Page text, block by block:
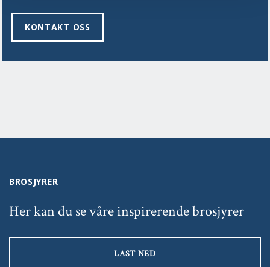
KONTAKT OSS
BROSJYRER
Her kan du se våre inspirerende brosjyrer
LAST NED